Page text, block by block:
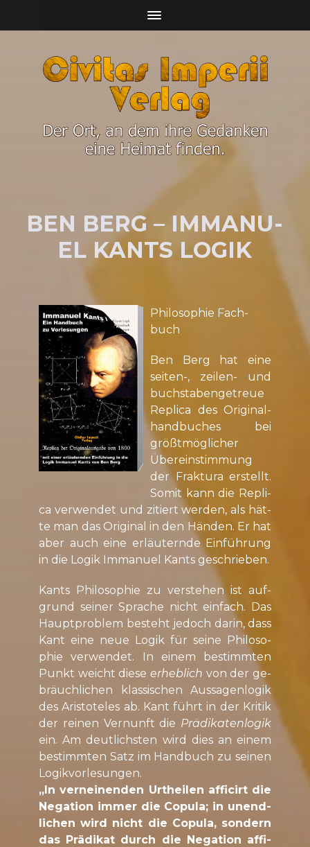
BEN BERG – IM­MA­NU­
EL KANTS LO­GIK
Phi­lo­so­phie Fach­
buch
Ben Berg hat ei­ne
sei­ten-, zei­len- und
buch­sta­ben­ge­treue
Re­pli­ca des Ori­gi­nal­
hand­bu­ches bei
größt­mög­li­cher
Über­ein­stim­mung
der Frak­tu­ra er­stellt.
So­mit kann die Re­pli­
ca ver­wen­det und zi­tiert wer­den, als hät­
te man das Ori­gi­nal in den Hän­den. Er hat
aber auch ei­ne er­läu­tern­de Ein­füh­rung
in die Lo­gik Im­ma­nu­el Kants ge­schrie­ben.
Kants Phi­lo­so­phie zu ver­ste­hen ist auf­
grund sei­ner Spra­che nicht ein­fach. Das
Haupt­pro­blem be­steht je­doch da­rin, dass
Kant ei­ne ne­ue Lo­gik für sei­ne Phi­lo­so­
phie ver­wen­det. In ei­nem be­stimm­ten
Punkt weicht die­se er­heb­lich von der ge­
bräuch­li­chen klas­si­schen Aus­sa­gen­lo­gik
des Aris­to­te­les ab. Kant führt in der Kri­tik
der rei­nen Ver­nunft die Prä­di­ka­ten­lo­gik
ein. Am deut­lichs­ten wird dies an ei­nem
be­stimm­ten Satz im Hand­buch zu sei­nen
Lo­gik­vor­le­sun­gen.
„In ver­nei­nen­den Urth­ei­len af­fi­cirt die
Ne­ga­ti­on im­mer die Copula; in un­end­
li­chen wird nicht die Co­pu­la, son­dern
das Prä­di­kat durch die Ne­ga­ti­on af­fi­